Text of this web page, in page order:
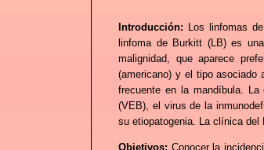
Introducción: Los linfomas
linfoma de Burkitt (LB) es
malignidad, que aparece
(americano) y el tipo asociado
frecuente en la mandíbula.
(VEB), el virus de la
su etiopatogenia. La clínica del
Objetivos: Conocer la